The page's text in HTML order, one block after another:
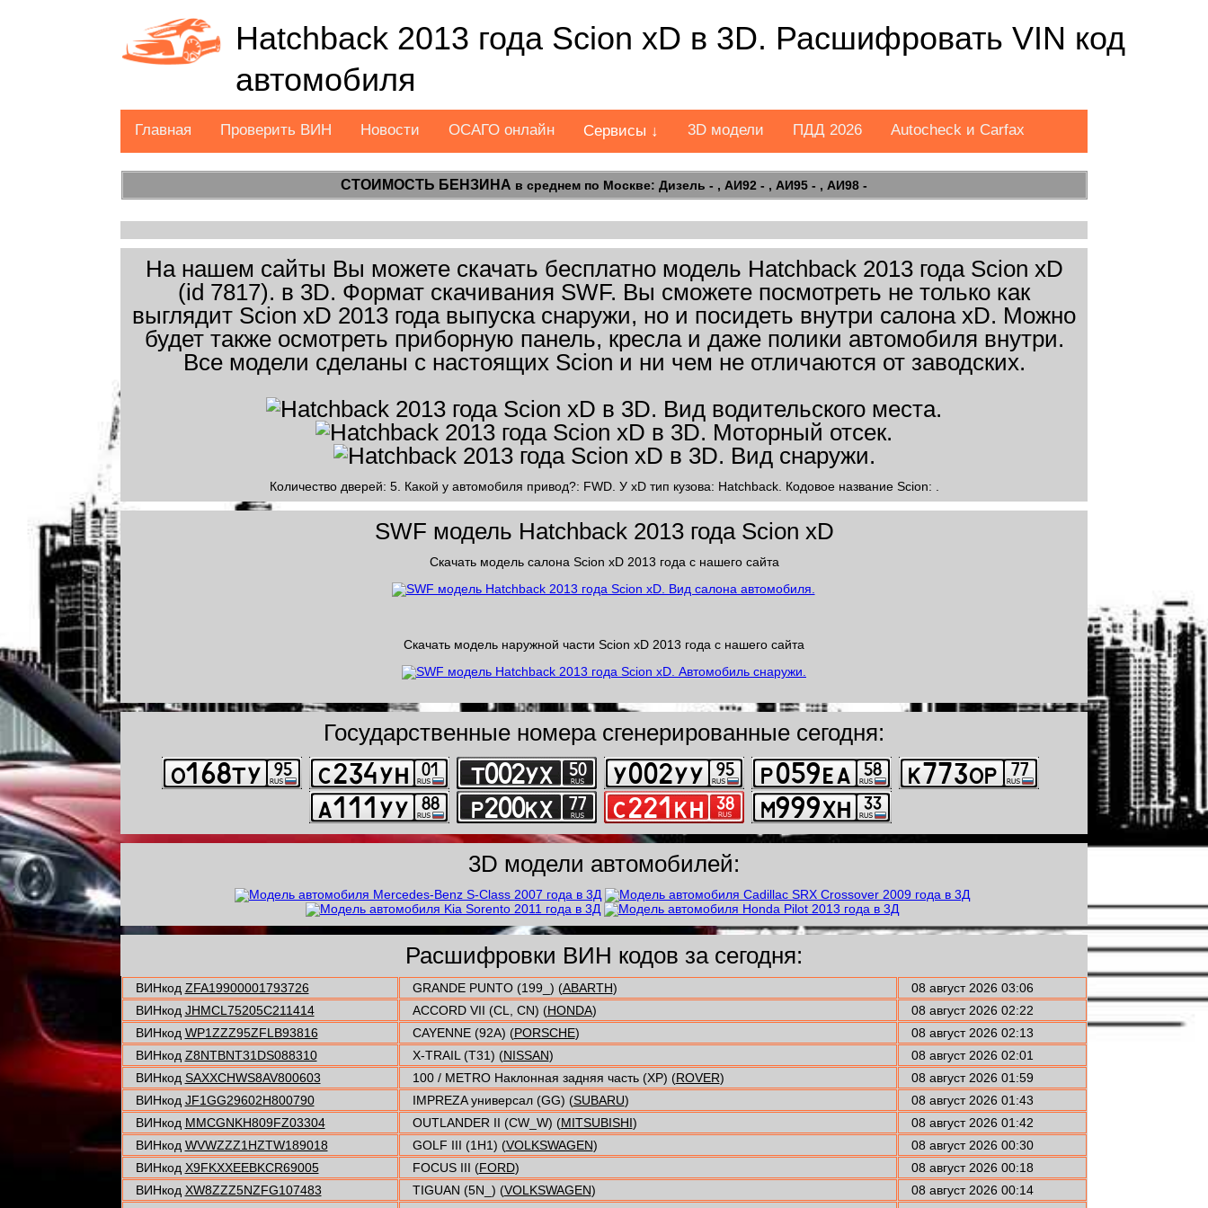
Hatchback 2013 года Scion xD в 3D. Расшифровать VIN код
автомобиля
Главная Проверить ВИН Новости ОСАГО онлайн Сервисы ↓ 3D модели ПДД 2026 Autocheck и Carfax
СТОИМОСТЬ БЕНЗИНА в среднем по Москве: Дизель - , АИ92 - , АИ95 - , АИ98 -
На нашем сайты Вы можете скачать бесплатно модель Hatchback 2013 года Scion xD
(id 7817). в 3D. Формат скачивания SWF. Вы сможете посмотреть не только как
выглядит Scion xD 2013 года выпуска снаружи, но и посидеть внутри салона xD. Можно
будет также осмотреть приборную панель, кресла и даже полики автомобиля внутри.
Все модели сделаны с настоящих Scion и ни чем не отличаются от заводских.
Количество дверей: 5. Какой у автомобиля привод?: FWD. У xD тип кузова: Hatchback. Кодовое название Scion: .
SWF модель Hatchback 2013 года Scion xD
Скачать модель салона Scion xD 2013 года с нашего сайта
Скачать модель наружной части Scion xD 2013 года с нашего сайта
Государственные номера сгенерированные сегодня:
3D модели автомобилей:
Расшифровки ВИН кодов за сегодня:
ВИНкод ZFA19900001793726 GRANDE PUNTO (199_) (ABARTH)
08 август 2026 03:06
ВИНкод JHMCL75205C211414 ACCORD VII (CL, CN) (HONDA)
08 август 2026 02:22
ВИНкод WP1ZZZ95ZFLB93816 CAYENNE (92A) (PORSCHE)
08 август 2026 02:13
ВИНкод Z8NTBNT31DS088310 X-TRAIL (T31) (NISSAN)
08 август 2026 02:01
ВИНкод SAXXCHWS8AV800603 100 / METRO Наклонная задняя часть (XP) (ROVER)
08 август 2026 01:59
ВИНкод JF1GG29602H800790 IMPREZA универсал (GG) (SUBARU)
08 август 2026 01:43
ВИНкод MMCGNKH809FZ03304 OUTLANDER II (CW_W) (MITSUBISHI)
08 август 2026 01:42
ВИНкод WVWZZZ1HZTW189018 GOLF III (1H1) (VOLKSWAGEN)
08 август 2026 00:30
ВИНкод X9FKXXEEBKCR69005 FOCUS III (FORD)
08 август 2026 00:18
ВИНкод XW8ZZZ5NZFG107483 TIGUAN (5N_) (VOLKSWAGEN)
08 август 2026 00:14